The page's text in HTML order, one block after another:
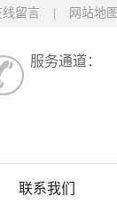
线留言 网站地图
服务通道：
联系我们